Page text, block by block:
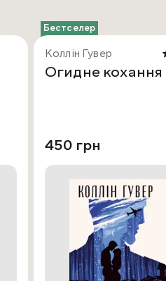
Бестселер
Коллін Гувер
Огидне кохання
450 грн